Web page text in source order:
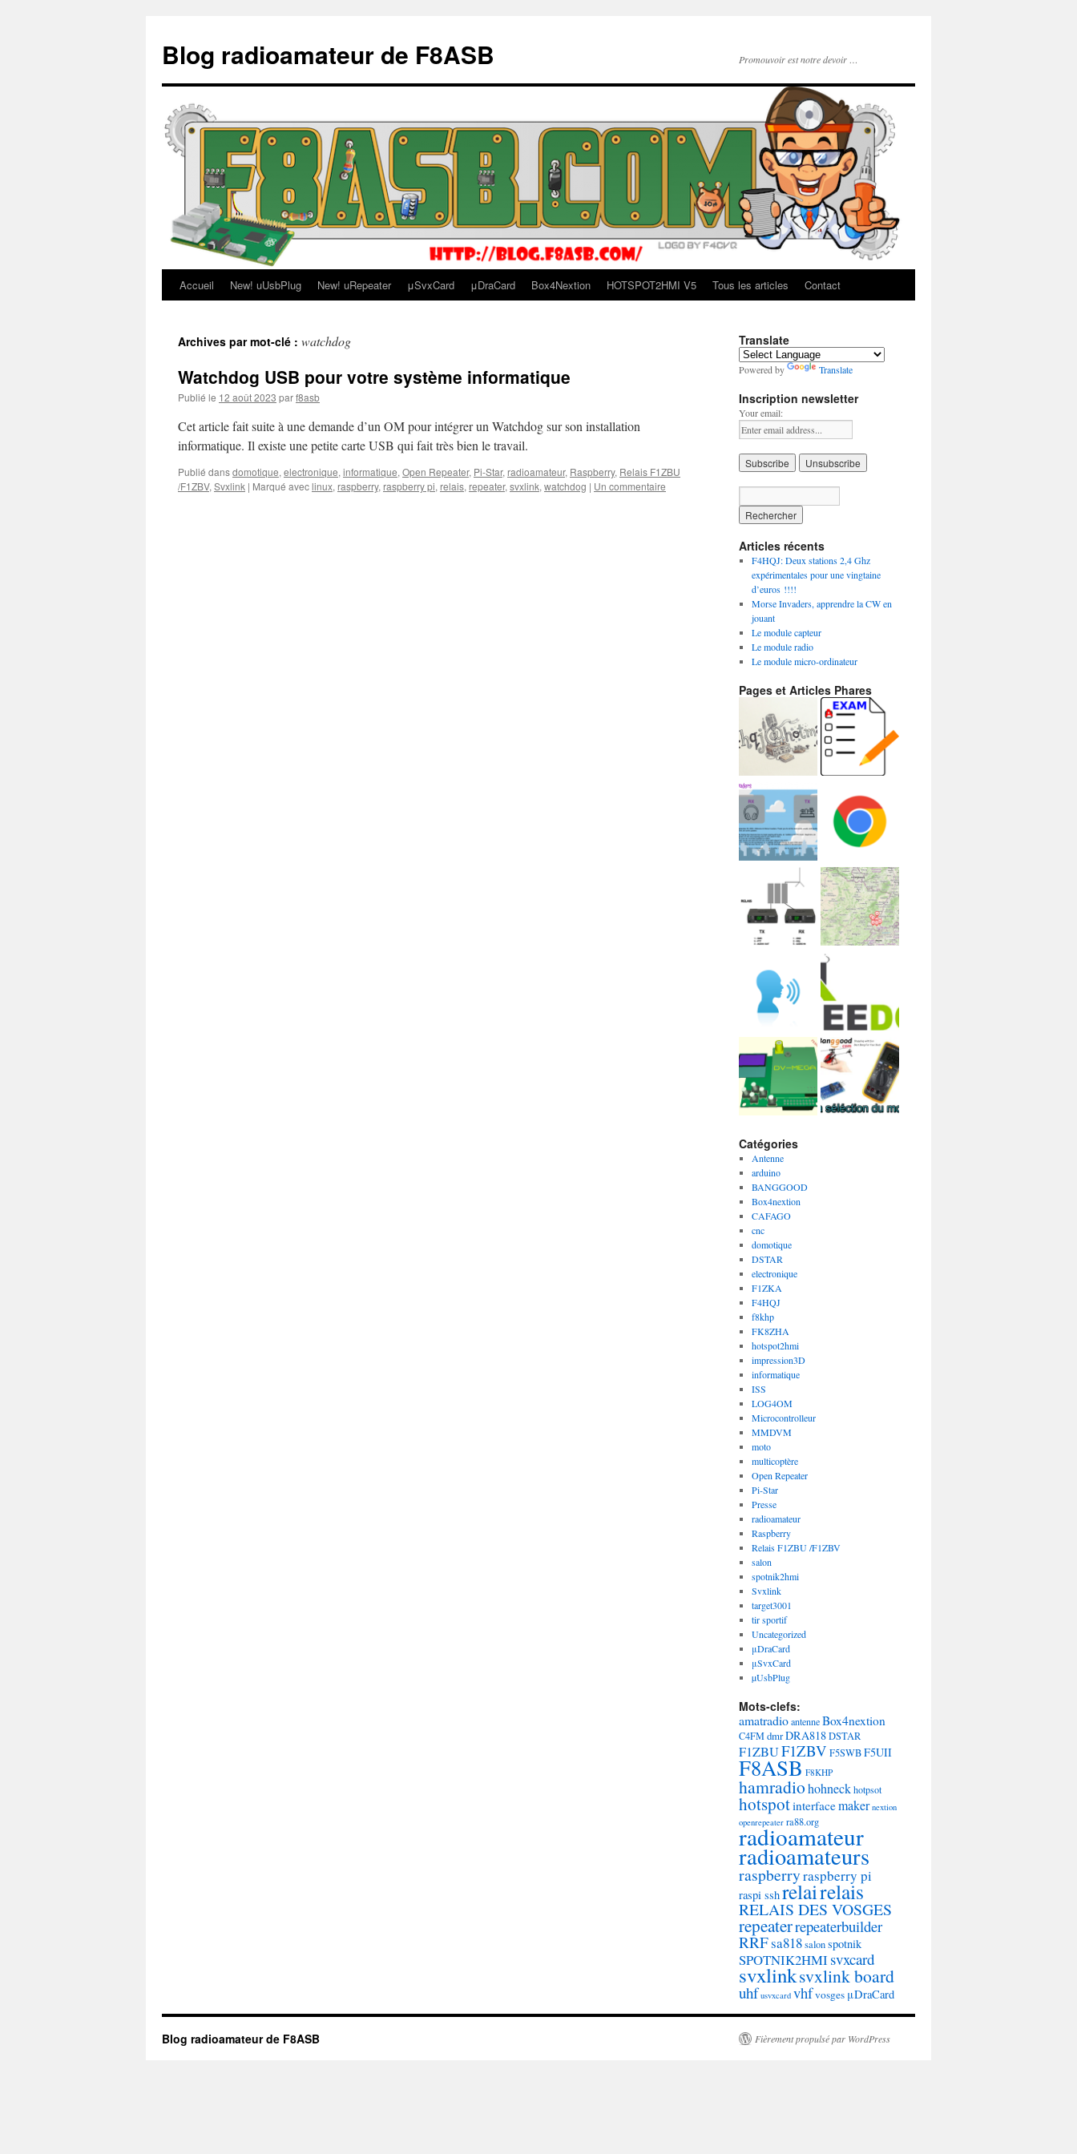
contenu
Blog radioamateur de F8ASB Promouvoir est notre devoir …
Accueil New! uUsbPlug New! uRepeater μSvxCard μDraCard Box4Nextion HOTSPOT2HMI V5 Tous les articles Contact
Archives par mot-clé : watchdog
Watchdog USB pour votre système informatique
Publié le 12 août 2023 parf8asb
Cet article fait suite à une demande d’un OM pour intégrer un Watchdog sur son installation
informatique. Il existe une petite carte USB qui fait très bien le travail.
Publié dansdomotique, electronique, informatique, Open Repeater, Pi-Star, radioamateur, Raspberry, Relais F1ZBU
/F1ZBV, Svxlink | Marqué aveclinux, raspberry, raspberry pi, relais, repeater, svxlink, watchdog | Un commentaire
Translate
Powered by Translate
Inscription newsletter
Your email:
Articles récents
F4HQJ: Deux stations 2,4 Ghz
expérimentales pour une vingtaine
d’euros !!!!
Morse Invaders, apprendre la CW en
jouant
Le module capteur
Le module radio
Le module micro-ordinateur
Pages et Articles Phares
Catégories
Antenne
arduino
BANGGOOD
Box4nextion
CAFAGO
cnc
domotique
DSTAR
electronique
F1ZKA
F4HQJ
f8khp
FK8ZHA
hotspot2hmi
impression3D
informatique
ISS
LOG4OM
Microcontrolleur
MMDVM
moto
multicoptère
Open Repeater
Pi-Star
Presse
radioamateur
Raspberry
Relais F1ZBU /F1ZBV
salon
spotnik2hmi
Svxlink
target3001
tir sportif
Uncategorized
μDraCard
μSvxCard
µUsbPlug
Mots-clefs:
amatradioantenneBox4nextion
C4FMdmrDRA818DSTAR
F1ZBUF1ZBV F5SWBF5UII
F8ASB F8KHP
hamradiohohneckhotpsot
hotspotinterfacemaker nextion
openrepeater ra88.org
radioamateur
radioamateurs
raspberryraspberry pi
raspi sshrelairelais
RELAIS DES VOSGES
repeaterrepeaterbuilder
RRFsa818salonspotnik
SPOTNIK2HMIsvxcard
svxlinksvxlink board
uhf usvxcard vhfvosges μDraCard
Blog radioamateur de F8ASB Fièrement propulsé par WordPress